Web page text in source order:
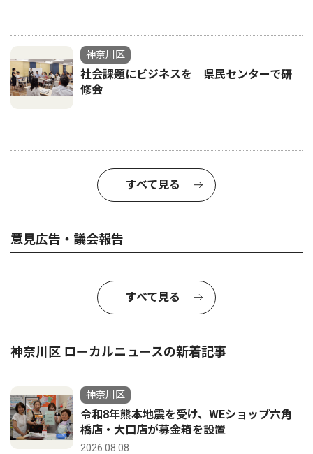
神奈川区
社会課題にビジネスを 県民センターで研
修会
すべて見る
意見広告・議会報告
すべて見る
神奈川区 ローカルニュースの新着記事
神奈川区
令和8年熊本地震を受け、WEショップ六角
橋店・大口店が募金箱を設置
2026.08.08